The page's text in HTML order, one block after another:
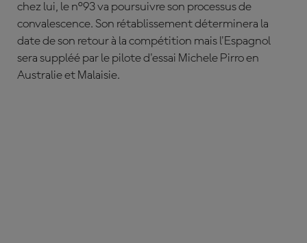
chez lui, le n°93 va poursuivre son processus de
convalescence. Son rétablissement déterminera la
date de son retour à la compétition mais l'Espagnol
sera suppléé par le pilote d'essai Michele Pirro en
Australie et Malaisie.